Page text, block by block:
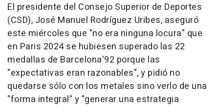
El presidente del Consejo Superior de Deportes
(CSD), José Manuel Rodríguez Uribes, aseguró
este miércoles que "no era ninguna locura" que
en Paris 2024 se hubiesen superado las 22
medallas de Barcelona'92 porque las
"expectativas eran razonables", y pidió no
quedarse sólo con los metales sino verlo de una
"forma integral" y "generar una estrategia